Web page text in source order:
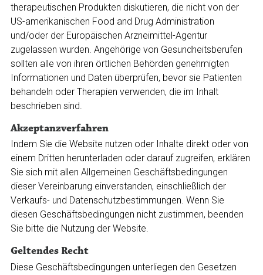
therapeutischen Produkten diskutieren, die nicht von der
US-amerikanischen Food and Drug Administration
und/oder der Europäischen Arzneimittel-Agentur
zugelassen wurden. Angehörige von Gesundheitsberufen
sollten alle von ihren örtlichen Behörden genehmigten
Informationen und Daten überprüfen, bevor sie Patienten
behandeln oder Therapien verwenden, die im Inhalt
beschrieben sind.
Akzeptanzverfahren
Indem Sie die Website nutzen oder Inhalte direkt oder von
einem Dritten herunterladen oder darauf zugreifen, erklären
Sie sich mit allen Allgemeinen Geschäftsbedingungen
dieser Vereinbarung einverstanden, einschließlich der
Verkaufs- und Datenschutzbestimmungen. Wenn Sie
diesen Geschäftsbedingungen nicht zustimmen, beenden
Sie bitte die Nutzung der Website.
Geltendes Recht
Diese Geschäftsbedingungen unterliegen den Gesetzen